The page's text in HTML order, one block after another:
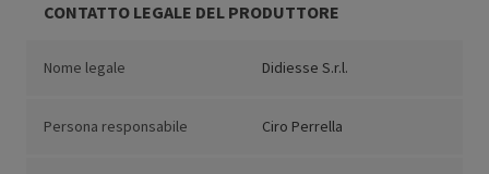
CONTATTO LEGALE DEL PRODUTTORE
Nome legale Didiesse S.r.l.
Persona responsabile Ciro Perrella